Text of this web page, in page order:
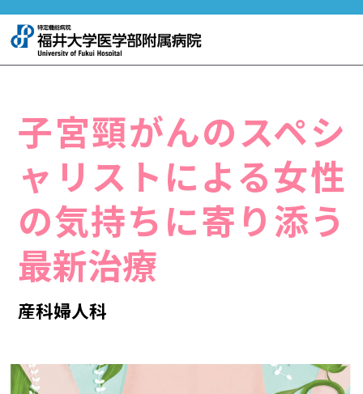
子宮頸がんのスペシ
ャリストによる女性
の気持ちに寄り添う
最新治療
産科婦人科